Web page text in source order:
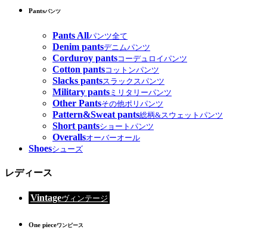
Pantsパンツ
Pants Allパンツ全て
Denim pantsデニムパンツ
Corduroy pantsコーデュロイパンツ
Cotton pantsコットンパンツ
Slacks pantsスラックスパンツ
Military pants ミリタリーパンツ
Other Pantsその他ポリパンツ
Pattern&Sweat pants総柄&スウェットパンツ
Short pantsショートパンツ
Overallsオーバーオール
Shoesシューズ
レディース
Vintageヴィンテージ
One pieceワンピース